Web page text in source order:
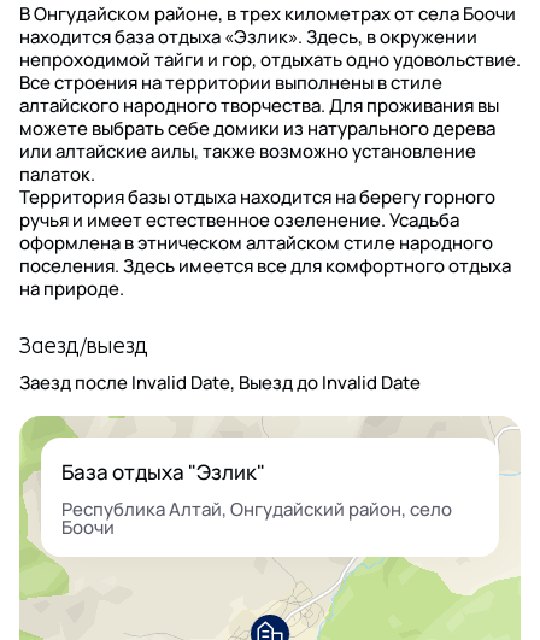
В Онгудайском районе, в трех километрах от села Боочи
находится база отдыха «Эзлик». Здесь, в окружении
непроходимой тайги и гор, отдыхать одно удовольствие.
Все строения на территории выполнены в стиле
алтайского народного творчества. Для проживания вы
можете выбрать себе домики из натурального дерева
или алтайские аилы, также возможно установление
палаток.
Территория базы отдыха находится на берегу горного
ручья и имеет естественное озеленение. Усадьба
оформлена в этническом алтайском стиле народного
поселения. Здесь имеется все для комфортного отдыха
на природе.
Заезд/выезд
Заезд послеInvalid Date, Выезд доInvalid Date
База отдыха "Эзлик"
Республика Алтай, Онгудайский район, село
Боочи